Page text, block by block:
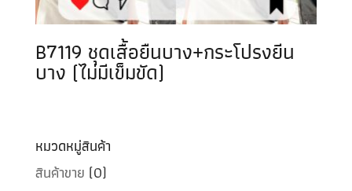
B7119 ชุดเสื้อยืนบาง+กระโปรงยีน
บาง (ไม่มีเข็มขัด)
หมวดหมู่สินค้า
สินค้าขาย (0)